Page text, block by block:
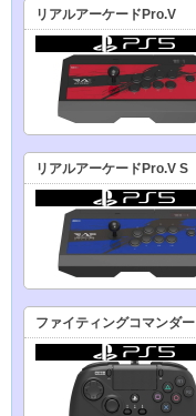
リアルアーケードPro.V
リアルアーケードPro.V S
ファイティングコマンダー